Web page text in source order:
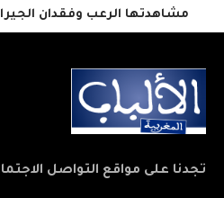
مشاهدتها الرعب وفقدان
تجدنا على مواقع التواصل